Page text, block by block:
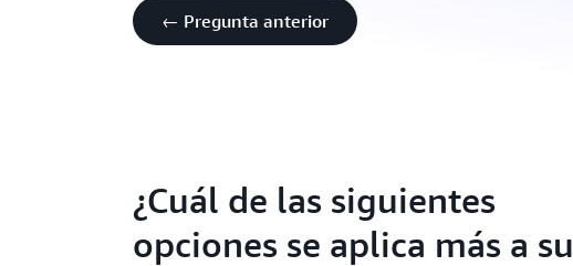
← Pregunta anterior
¿Cuál de las siguientes
opciones se aplica más a su